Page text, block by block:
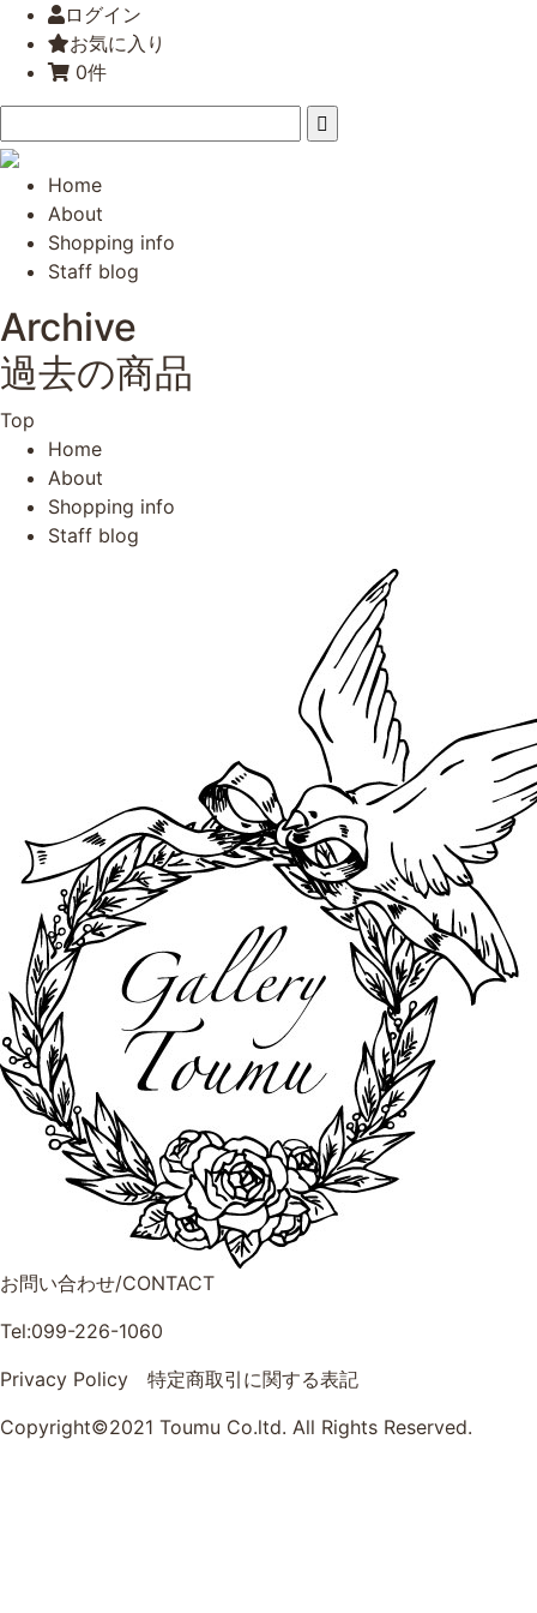
ログイン
お気に入り
0件
Home
About
Shopping info
Staff blog
Archive
過去の商品
Top
Home
About
Shopping info
Staff blog
お問い合わせ/CONTACT
Tel:099-226-1060
Privacy Policy
特定商取引に関する表記
Copyright©2021 Toumu Co.ltd. All Rights Reserved.